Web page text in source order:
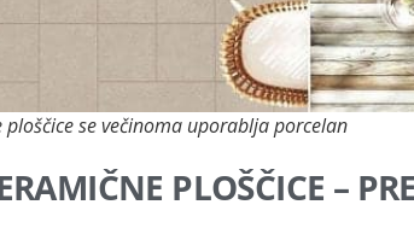
se večinoma uporablja porcelan
PLOŠČICE –